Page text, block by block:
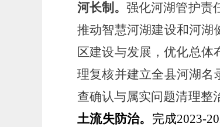
河长制。强化河湖管护责
推动智慧河湖建设和河湖
区建设与发展，优化总体
理复核并建立全县河湖名
查确认与属实问题清理整
土流失防治。 完成2023-